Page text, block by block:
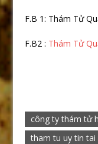
F.B 1: Thám Tử
F.B2 : Thám Tử
công ty thám tử
tham tu uy tin tai